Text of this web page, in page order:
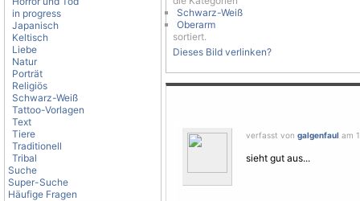
in progress
Japanisch
Keltisch
Liebe
Natur
Porträt
Religiös
Schwarz-Weiß
Tattoo-Vorlagen
Text
Tiere
Traditionell
Tribal
Suche
Super-Suche
Häufige Fragen
Schwarz-Weiß
Oberarm
sortiert.
Dieses Bild verlinken?
verfasst von galgenfaul am
sieht gut aus...